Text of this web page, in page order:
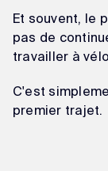
Et souvent, le
pas de
travailler à vélo.
C'est
premier trajet.